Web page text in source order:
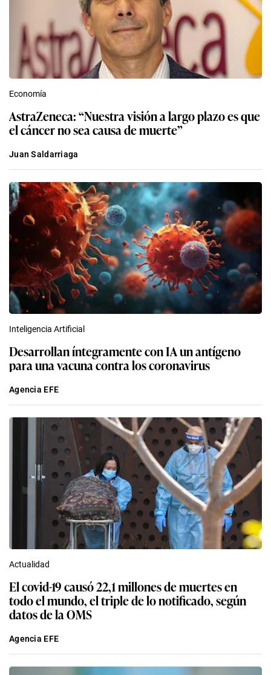
Economía
AstraZeneca: “Nuestra visión a largo plazo es que
el cáncer no sea causa de muerte”
Juan Saldarriaga
Inteligencia Artificial
Desarrollan íntegramente con IA un antígeno
para una vacuna contra los coronavirus
Agencia EFE
Actualidad
El covid-19 causó 22,1 millones de muertes en
todo el mundo, el triple de lo notificado, según
datos de la OMS
Agencia EFE